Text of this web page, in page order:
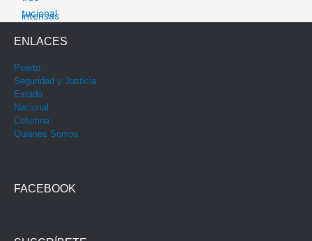
ENLACES
Puerto
Seguridad y Justicia
Estado
Nacional
Columna
Quienes Somos
FACEBOOK